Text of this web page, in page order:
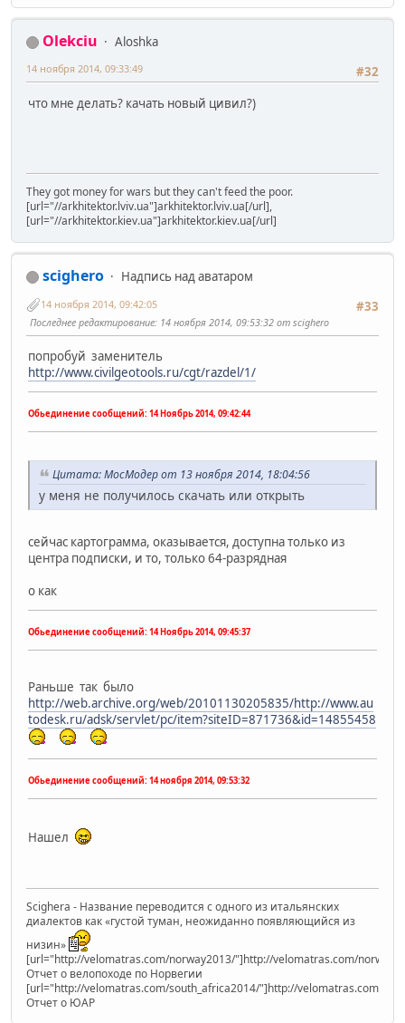
Olekciu
Aloshka
#32
14 ноября 2014, 09:33:49
что мне делать? качать новый цивил?)
They got money for wars but they can't feed the poor.
[url="//arkhitektor.lviv.ua"]arkhitektor.lviv.ua[/url],
[url="//arkhitektor.kiev.ua"]arkhitektor.kiev.ua[/url]
scighero
Надпись над аватаром
#33
14 ноября 2014, 09:42:05
Последнее редактирование: 14 ноября 2014, 09:53:32 от scighero
попробуй заменитель
http://www.civilgeotools.ru/cgt/razdel/1/
Обьединение сообщений: 14 Ноябрь 2014, 09:42:44
Цитата: МосМодер от 13 ноября 2014, 18:04:56
у меня не получилось скачать или открыть
сейчас картограмма, оказывается, доступна только из
центра подписки, и то, только 64-разрядная
о как
Обьединение сообщений: 14 Ноябрь 2014, 09:45:37
Раньше так было
http://web.archive.org/web/20101130205835/http://www.au
todesk.ru/adsk/servlet/pc/item?siteID=871736&id=14855458
Обьединение сообщений: 14 ноября 2014, 09:53:32
Нашел
Scighera - Название переводится с одного из итальянских
диалектов как «густой туман, неожиданно появляющийся из
низин»
[url="http://velomatras.com/norway2013/"]http://velomatras.com/
Отчет о велопоходе по Норвегии
[url="http://velomatras.com/south_africa2014/"]http://velomatras.com/
Отчет о ЮАР